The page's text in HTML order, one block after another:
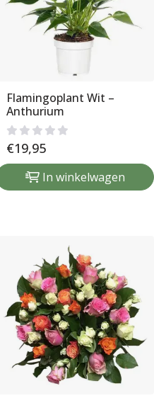
Flamingoplant Wit –
Anthurium
€19,95
In winkelwagen